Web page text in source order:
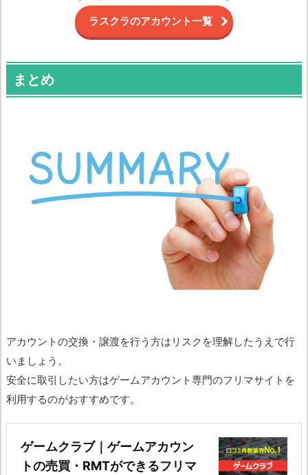
ラスクラのアカウント一覧
まとめ
アカウントの交換・譲渡を行う方はリスクを理解したうえで行
いましょう。
安全に取引したい方はゲームアカウント専門のフリマサイトを
利用するのがおすすめです。
ゲームクラブ｜ゲームアカウン
トの売買・RMTができるフリマ